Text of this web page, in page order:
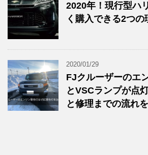
2020年！現行型ハ
く購入できる2つの
2020/01/29
FJクルーザーのエ
とVSCランプが点
と修理までの流れ